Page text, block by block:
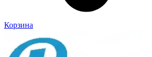
Корзина